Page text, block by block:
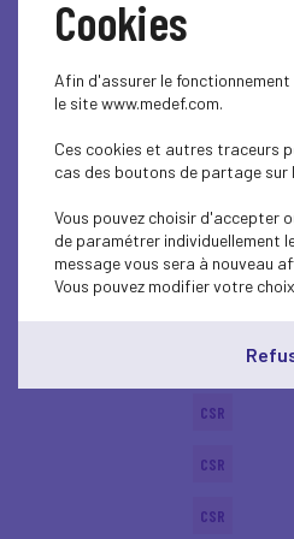
BUSINESS LAW
CSR
ECONOMY
CSR
CSR
CSR
Cookies
Afin d'assurer le
le site www.medef.com.
Ces cookies et autres traceurs
cas des boutons de partage
Vous pouvez choisir d'accepter
de paramétrer individuellement
message vous sera à nouveau
Vous pouvez modifier votre